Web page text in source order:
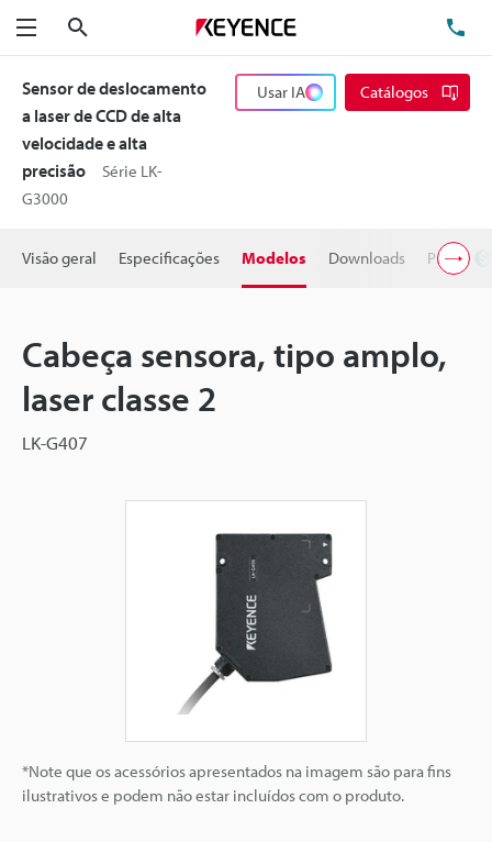
Menu
Sensor de deslocamento
a laser de CCD de alta
velocidade e alta
precisão
Série LK-
G3000
Usar IA Catálogos
Visão geral Especificações Modelos Downloads Preço
Cabeça sensora, tipo amplo,
laser classe 2
LK-G407
*Note que os acessórios apresentados na imagem são para fins
ilustrativos e podem não estar incluídos com o produto.